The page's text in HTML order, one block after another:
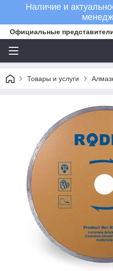
Наличие и
Официальные
Товары и услуги